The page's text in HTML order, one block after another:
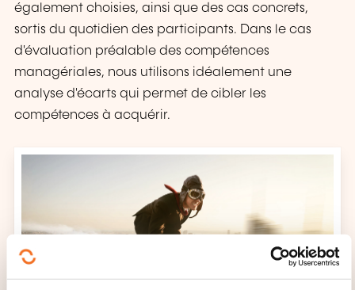
également choisies, ainsi que des cas concrets,
sortis du quotidien des participants. Dans le cas
d'évaluation préalable des compétences
managériales, nous utilisons idéalement une
analyse d'écarts qui permet de cibler les
compétences à acquérir.